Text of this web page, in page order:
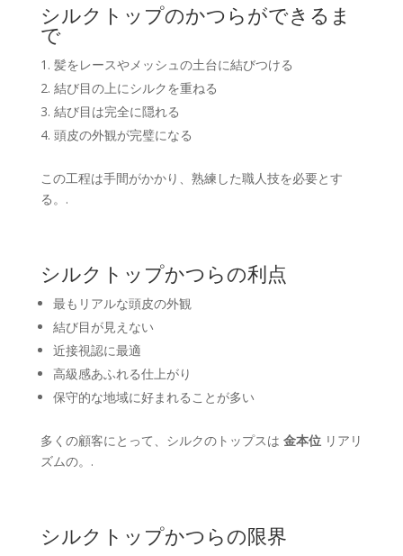
シルクトップのかつらができるま
で
髪をレースやメッシュの土台に結びつける
結び目の上にシルクを重ねる
結び目は完全に隠れる
頭皮の外観が完璧になる
この工程は手間がかかり、熟練した職人技を必要とす
る。.
シルクトップかつらの利点
最もリアルな頭皮の外観
結び目が見えない
近接視認に最適
高級感あふれる仕上がり
保守的な地域に好まれることが多い
多くの顧客にとって、シルクのトップスは 金本位リアリ
ズムの。.
シルクトップかつらの限界